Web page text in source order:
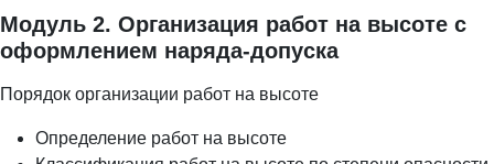
Модуль 2. Организация работ на высоте с
оформлением наряда-допуска
Порядок организации работ на высоте
Определение работ на высоте